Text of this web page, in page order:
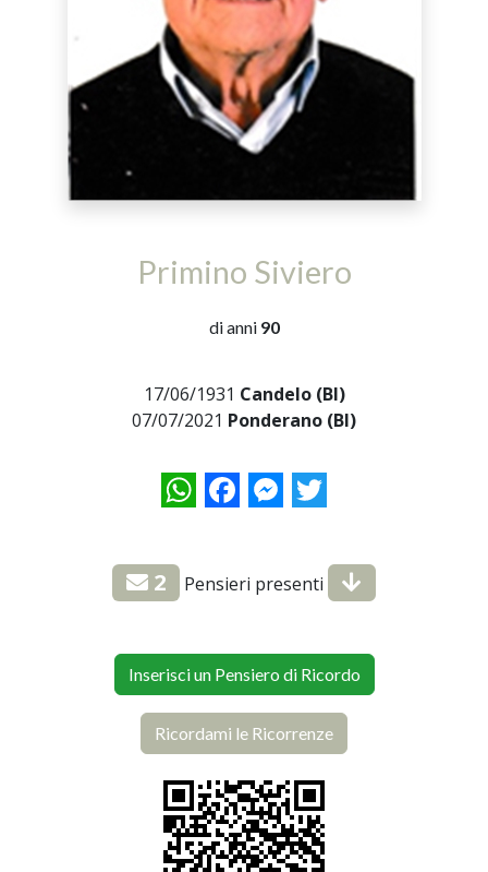
Primino Siviero
di anni 90
17/06/1931 Candelo (BI)
07/07/2021 Ponderano (BI)
WhatsAppFacebookMessenger
Twitter
2 Pensieri presenti
Inserisci un Pensiero di Ricordo
Ricordami le Ricorrenze